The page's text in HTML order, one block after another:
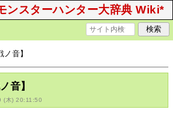
ンスターハンター大辞典 Wiki*
音】
音】
(木) 20:11:50